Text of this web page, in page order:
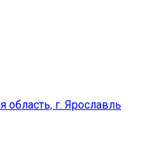
область, г. Ярославль